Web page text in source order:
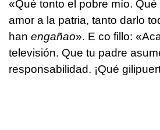
«Qué tonto el pobre mío. Qué
amor a la patria, tanto darlo
han engañao». E co fillo:
televisión. Que tu padre
responsabilidad. ¡Qué